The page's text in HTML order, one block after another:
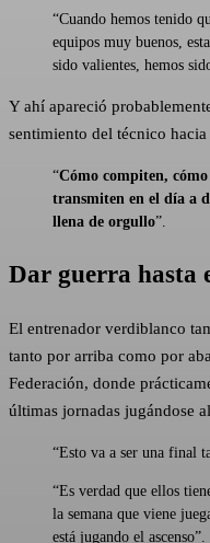
“Cuando hemos tenido
equipos muy buenos,
sido valientes, hemos
Y ahí apareció
sentimiento del técnico
“Cómo compiten,
transmiten en el día a
llena de orgullo”.
Dar guerra hasta
El entrenador verdiblanco
tanto por arriba como por
Federación, donde
últimas jornadas jugándose
“Esto va a ser una final
“Es verdad que ellos
la semana que viene
está jugando el ascenso”.